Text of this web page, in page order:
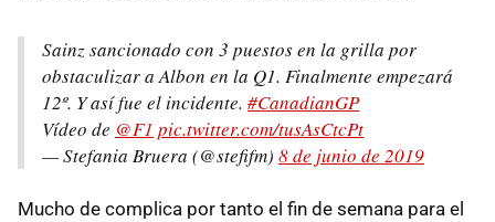
Sainz sancionado con 3 puestos en la grilla por
obstaculizar a Albon en la Q1. Finalmente empezará
12º. Y así fue el incidente. #CanadianGP
Vídeo de @F1 pic.twitter.com/tusAsCtcPt
— Stefania Bruera (@stefifm) 8 de junio de 2019
Mucho de complica por tanto el fin de semana para el